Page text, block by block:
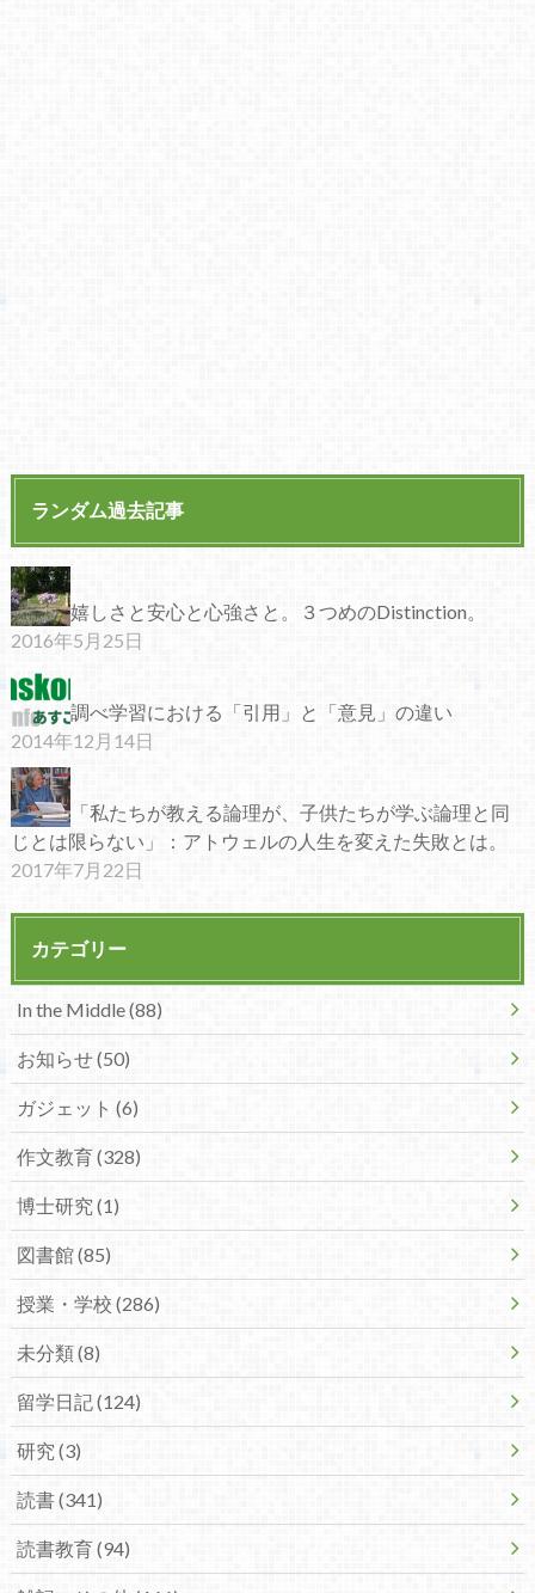
ランダム過去記事
嬉しさと安心と心強さと。３つめのDistinction。
2016年5月25日
調べ学習における「引用」と「意見」の違い
2014年12月14日
「私たちが教える論理が、子供たちが学ぶ論理と同
じとは限らない」：アトウェルの人生を変えた失敗とは。
2017年7月22日
カテゴリー
In the Middle (88)
お知らせ (50)
ガジェット (6)
作文教育 (328)
博士研究 (1)
図書館 (85)
授業・学校 (286)
未分類 (8)
留学日記 (124)
研究 (3)
読書 (341)
読書教育 (94)